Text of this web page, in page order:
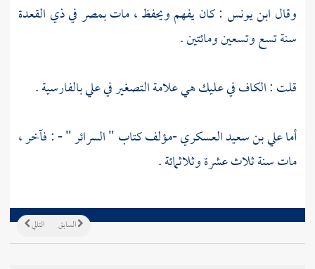
وقال ابن يونس : كان يفهم ويحفظ ، ماتبمصرفي ذي القعدة
سنة تسع وتسعين ومائتين .
قلت : الكاف في عليك هي علامة التصغير في علي بالفارسية .
أماعلي بن سعيد العسكري-مؤلف كتاب " السرائر " - : فآخر ،
مات سنة ثلاث عشرة وثلاثمائة .
التالي السابق